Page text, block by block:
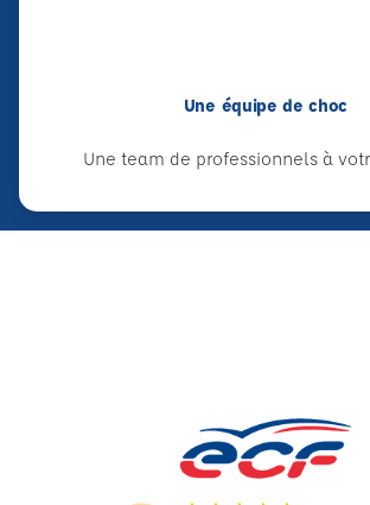
Une équipe de choc
Une team de professionnels à